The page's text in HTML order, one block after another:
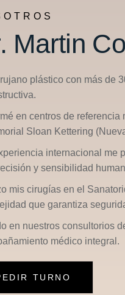
Martin
plástico con más de
en centros de referencia
Sloan Kettering
internacional me
y sensibilidad
mis cirugías en el
que garantiza
en nuestros consultorios
médico integral.
TURNO